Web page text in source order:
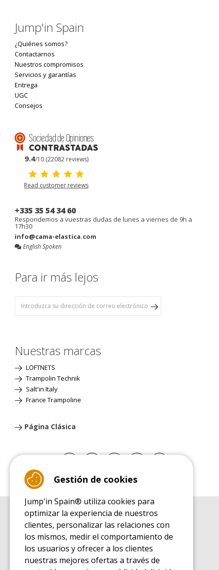
Jump'in Spain
¿Quiénes somos?
Contactarnos
Nuestros compromisos
Servicios y garantías
Entrega
UGC
Consejos
9.4/10 (22082 reviews)
Read customer reviews
+335 35 54 34 60
Respondemos a vuestras dudas de lunes a viernes de 9h a
17h30
info@cama-elastica.com
English Spoken
Para ir más lejos
Nuestras marcas
LOFTNETS
Trampolin Technik
Salt'in Italy
France Trampoline
Página Clásica
GUÍA DE COMPRA
Guía de compra para las camas elásticas de ocio
GUÍA DE INSTALACIÓN
Guía de montaje para la cama elástica de ocio
GUÍA DE MANTENIMIENTO
Gestión de cookies
Jump'in Spain® utiliza cookies para
optimizar la experiencia de nuestros
clientes, personalizar las relaciones con
los mismos, medir el comportamiento de
los usuarios y ofrecer a los clientes
nuestras mejores ofertas a través de